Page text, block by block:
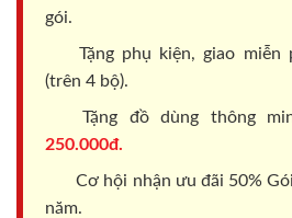
gói.
Tặng phụ kiện, giao
(trên 4 bộ).
Tặng đồ dùng thông
250.000đ.
Cơ hội nhận ưu đãi 50%
năm.